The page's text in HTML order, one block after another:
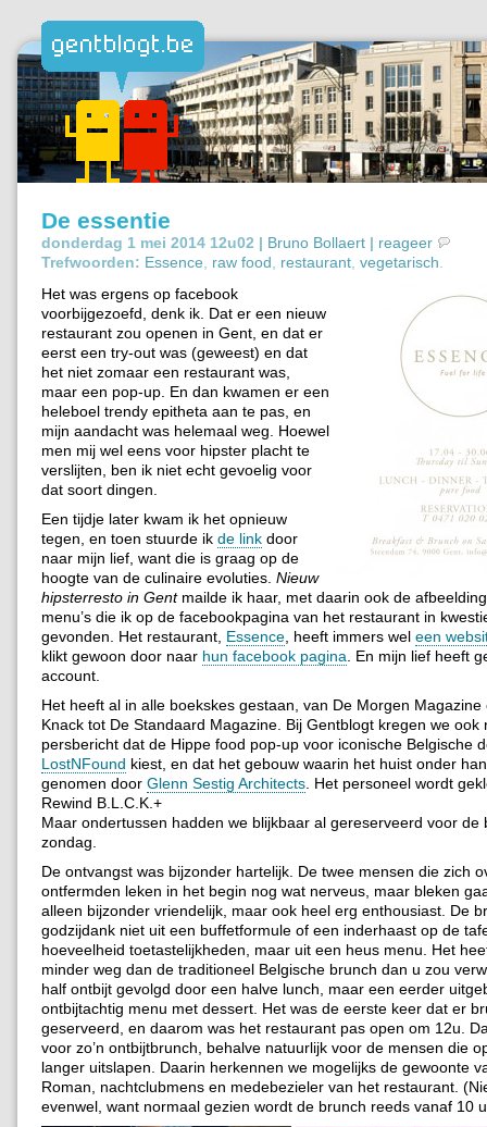
De essentie
donderdag 1 mei 2014 12u02 | Bruno Bollaert | reageer
Trefwoorden: Essence raw food restaurant vegetarisch
Het was ergens op facebook
voorbijgezoefd, denk ik. Dat er een nieuw
restaurant zou openen in Gent, en dat er
eerst een try-out was (geweest) en dat
het niet zomaar een restaurant was,
maar een pop-up. En dan kwamen er een
heleboel trendy epitheta aan te pas, en
mijn aandacht was helemaal weg. Hoewel
men mij wel eens voor hipster placht te
verslijten, ben ik niet echt gevoelig voor
dat soort dingen.
Een tijdje later kwam ik het opnieuw
tegen, en toen stuurde ik de link door
naar mijn lief, want die is graag op de
hoogte van de culinaire evoluties. Nieuw
hipsterresto in Gentmailde ik haar, met daarin ook de
menu’s die ik op de facebookpagina van het restaurant in
gevonden. Het restaurant, Essence , heeft immers wel een
klikt gewoon door naar hun facebook pagina . En mijn lief heeft
account.
Het heeft al in alle boekskes gestaan, van De Morgen Magazine
Knack tot De Standaard Magazine. Bij Gentblogt kregen we ook
persbericht dat de Hippe food pop-up voor iconische Belgische
LostNFound kiest, en dat het gebouw waarin het huist onder
genomen door Glenn Sestig Architects . Het personeel wordt
Rewind B.L.C.K.+
Maar ondertussen hadden we blijkbaar al gereserveerd voor de
zondag.
De ontvangst was bijzonder hartelijk. De twee mensen die zich
ontfermden leken in het begin nog wat nerveus, maar bleken
alleen bijzonder vriendelijk, maar ook heel erg enthousiast. De
godzijdank niet uit een buffetformule of een inderhaast op de
hoeveelheid toetastelijkheden, maar uit een heus menu. Het
minder weg dan de traditioneel Belgische brunch dan u zou
half ontbijt gevolgd door een halve lunch, maar een eerder
ontbijtachtig menu met dessert. Het was de eerste keer dat er
geserveerd, en daarom was het restaurant pas open om 12u.
voor zo’n ontbijtbrunch, behalve natuurlijk voor de mensen die
langer uitslapen. Daarin herkennen we mogelijks de gewoonte
Roman, nachtclubmens en medebezieler van het restaurant.
evenwel, want normaal gezien wordt de brunch reeds vanaf 10